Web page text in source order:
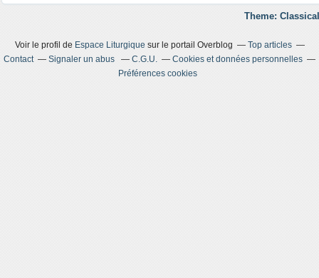
Theme:
Voir le profil de Espace Liturgiquesur le portail Overblog
Top articles
Contact
Signaler un abus C.G.U.
Cookies et données personnelles
Préférences cookies